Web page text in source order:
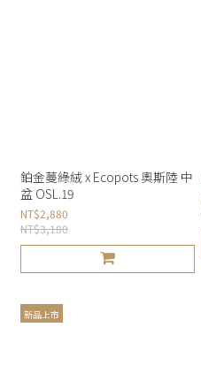
鉑金蔓綠絨 x Ecopots 奧斯陸 中
盆 OSL.19
NT$2,880
NT$3,180
新品上市